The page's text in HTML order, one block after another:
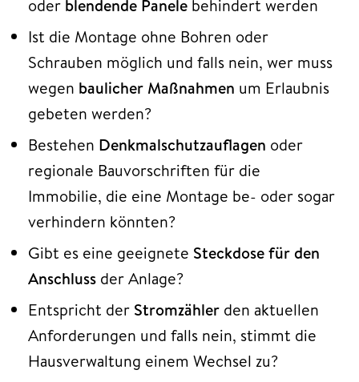
oder blendende Panele behindert werden
Ist die Montage ohne Bohren oder
Schrauben möglich und falls nein, wer muss
wegen baulicher Maßnahmen um Erlaubnis
gebeten werden?
Bestehen Denkmalschutzauflagen oder
regionale Bauvorschriften für die
Immobilie, die eine Montage be- oder sogar
verhindern könnten?
Gibt es eine geeignete Steckdose für den
Anschluss der Anlage?
Entspricht der Stromzähler den aktuellen
Anforderungen und falls nein, stimmt die
Hausverwaltung einem Wechsel zu?